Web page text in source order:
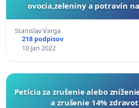
ovocia,zeleniny a potravín
Stanislav Varga
218 podpisov
10 Jan 2022
Petícia za zrušenie alebo
a zrušenie 14%